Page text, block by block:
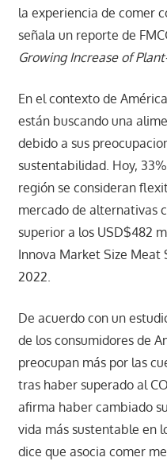
la experiencia de comer
señala un reporte de
Growing Increase of
En el contexto de
están buscando una
debido a sus
sustentabilidad. Hoy,
región se consideran
mercado de alternativas
superior a los USD$482
Innova Market Size Meat
2022.
De acuerdo con un
de los consumidores de
preocupan más por las
tras haber superado al
afirma haber cambiado
vida más sustentable en
dice que asocia comer